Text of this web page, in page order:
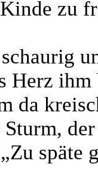
zu
Herz
da
späte